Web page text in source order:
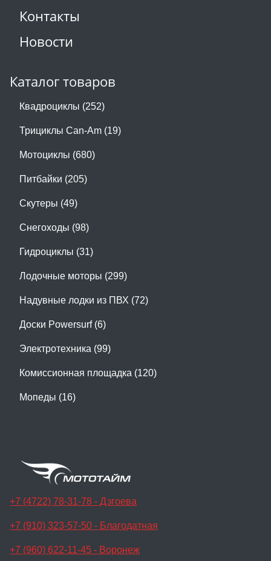
Контакты
Новости
Каталог товаров
Квадроциклы (252)
Трициклы Can-Am (19)
Мотоциклы (680)
Питбайки (205)
Скутеры (49)
Снегоходы (98)
Гидроциклы (31)
Лодочные моторы (299)
Надувные лодки из ПВХ (72)
Доски Powersurf (6)
Электротехника (99)
Комиссионная площадка (120)
Мопеды (16)
+7 (4722) 78-31-78 - Дзгоева
+7 (910) 323-57-50 - Благодатная
+7 (960) 622-11-45 - Воронеж